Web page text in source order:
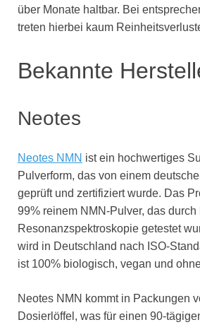
über Monate haltbar. Bei
treten hierbei kaum
Bekannte
Neotes
Neotes NMN ist ein hochwertiges
Pulverform, das von einem
geprüft und zertifiziert wurde. Das
99% reinem NMN-Pulver, das
Resonanzspektroskopie getestet
wird in Deutschland nach ISO-
ist 100% biologisch, vegan und
Neotes NMN kommt in Packungen
Dosierlöffel, was für einen 90-